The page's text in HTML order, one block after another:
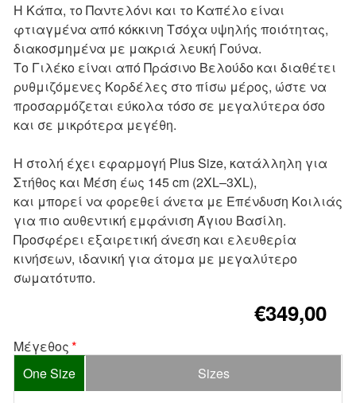
Η Κάπα, το Παντελόνι και το Καπέλο είναι
φτιαγμένα από κόκκινη Τσόχα υψηλής ποιότητας,
διακοσμημένα με μακριά λευκή Γούνα.
Το Γιλέκο είναι από Πράσινο Βελούδο και διαθέτει
ρυθμιζόμενες Κορδέλες στο πίσω μέρος, ώστε να
προσαρμόζεται εύκολα τόσο σε μεγαλύτερα όσο
και σε μικρότερα μεγέθη.
Η στολή έχει εφαρμογή Plus Size, κατάλληλη για
Στήθος και Μέση έως 145 cm (2XL–3XL),
και μπορεί να φορεθεί άνετα με Επένδυση Κοιλιάς
για πιο αυθεντική εμφάνιση Άγιου Βασίλη.
Προσφέρει εξαιρετική άνεση και ελευθερία
κινήσεων, ιδανική για άτομα με μεγαλύτερο
σωματότυπο.
€349,00
Μέγεθος
One Size
Sizes